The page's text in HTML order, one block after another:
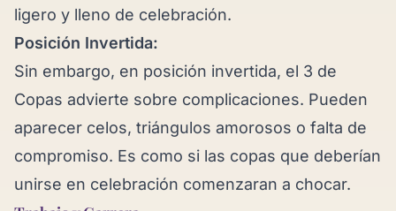
ligero y lleno de celebración.
Posición Invertida:
Sin embargo, en posición invertida, el 3 de
Copas advierte sobre complicaciones. Pueden
aparecer celos, triángulos amorosos o falta de
compromiso. Es como si las copas que deberían
unirse en celebración comenzaran a chocar.